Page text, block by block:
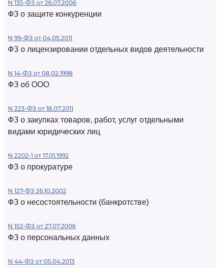
N 135-ФЗ от 26.07.2006
ФЗ о защите конкуренции
N 99-ФЗ от 04.05.2011
ФЗ о лицензировании отдельных видов деятельности
N 14-ФЗ от 08.02.1998
ФЗ об ООО
N 223-ФЗ от 18.07.2011
ФЗ о закупках товаров, работ, услуг отдельными
видами юридических лиц
N 2202-1 от 17.01.1992
ФЗ о прокуратуре
N 127-ФЗ 26.10.2002
ФЗ о несостоятельности (банкротстве)
N 152-ФЗ от 27.07.2006
ФЗ о персональных данных
N 44-ФЗ от 05.04.2013